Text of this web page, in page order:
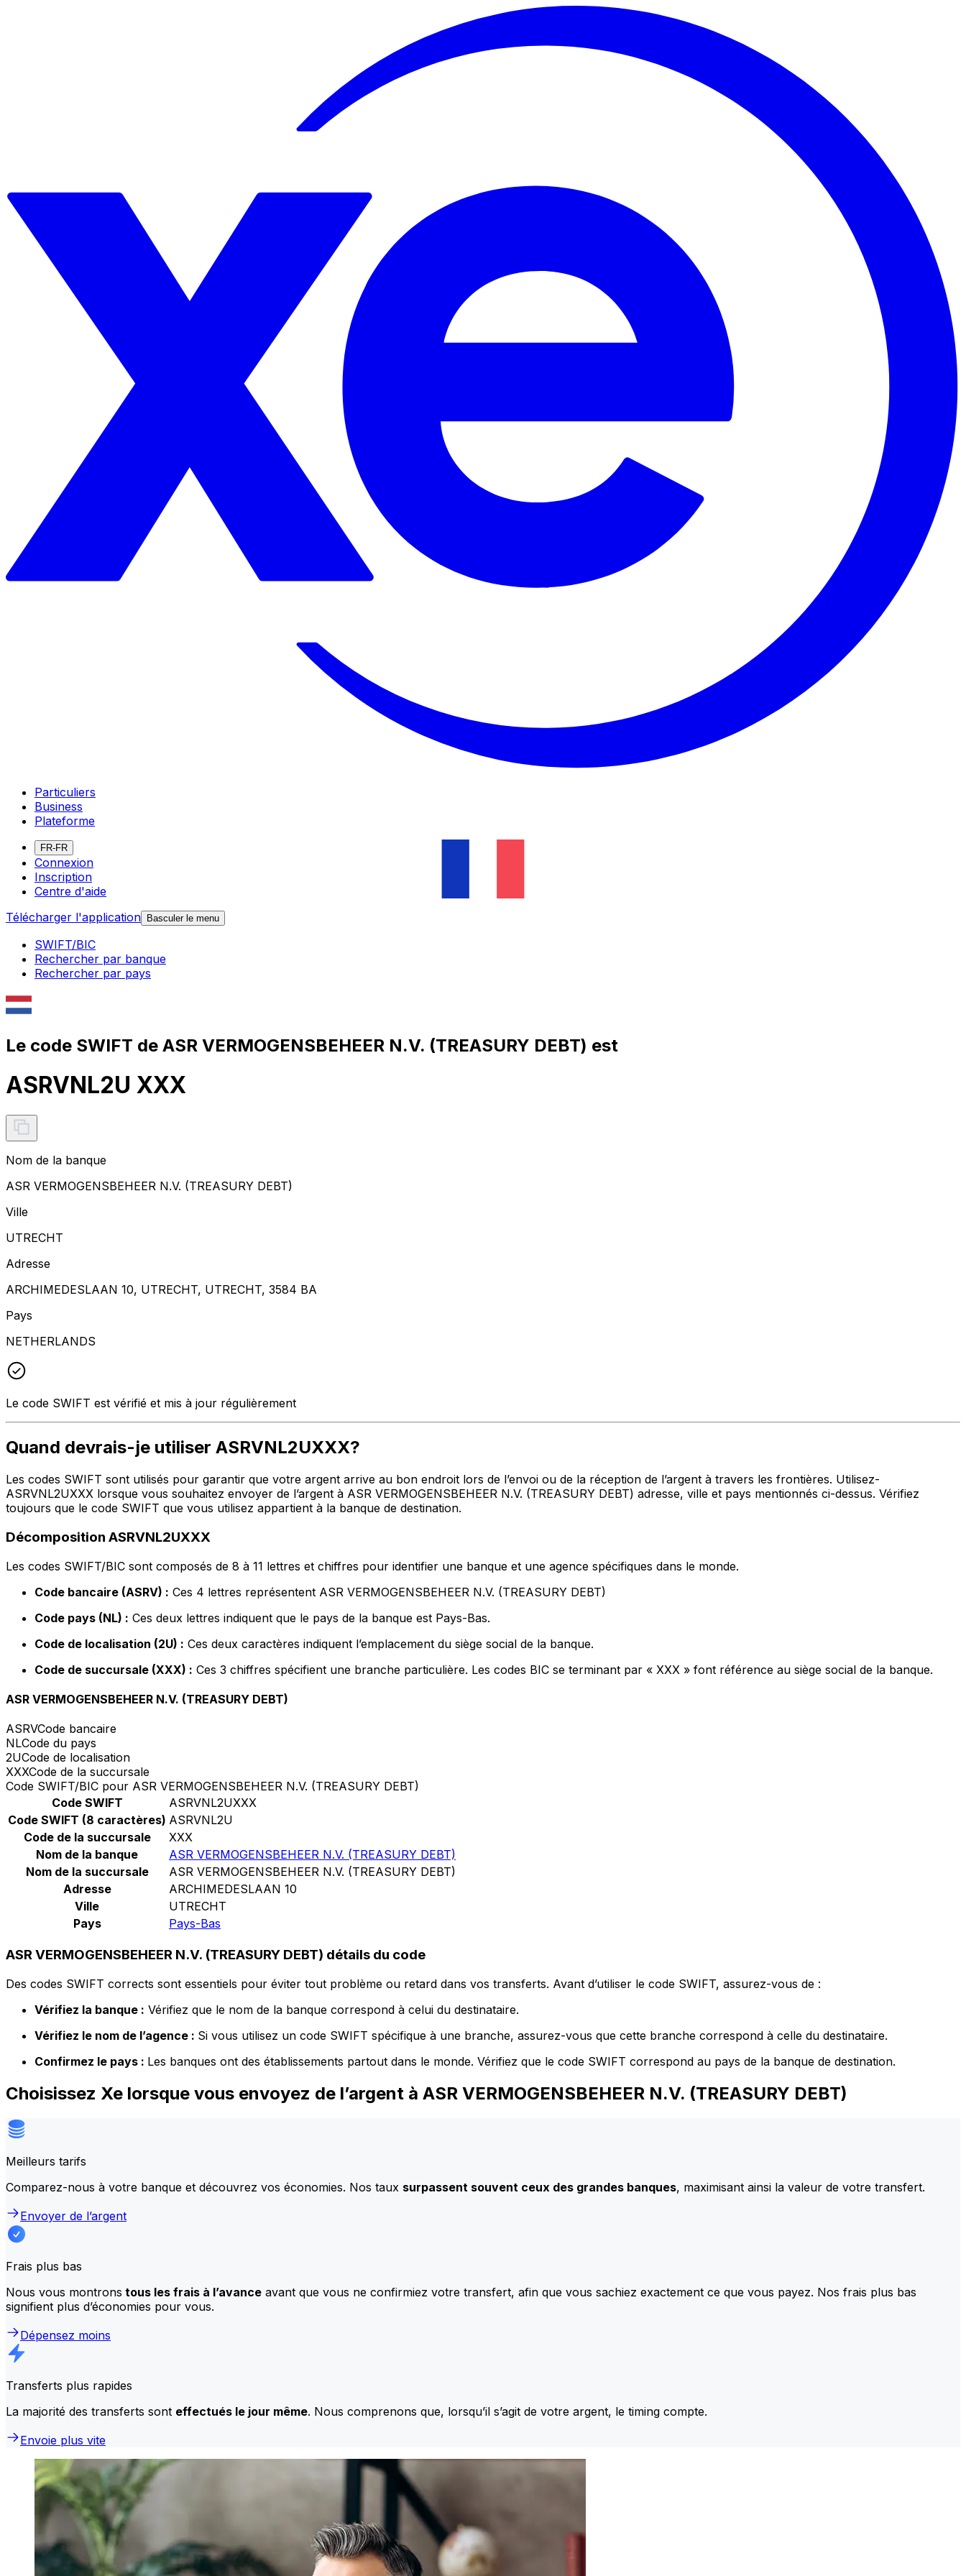
Particuliers
Business
Plateforme
FR-FR
Connexion
Inscription
Centre d'aide
Télécharger l'application Basculer le menu
SWIFT/BIC
Rechercher par banque
Rechercher par pays
Le code SWIFT de ASR VERMOGENSBEHEER N.V. (TREASURY DEBT) est
ASRVNL2U XXX
Nom de la banque
ASR VERMOGENSBEHEER N.V. (TREASURY DEBT)
Ville
UTRECHT
Adresse
ARCHIMEDESLAAN 10, UTRECHT, UTRECHT, 3584 BA
Pays
NETHERLANDS
Le code SWIFT est vérifié et mis à jour régulièrement
Quand devrais-je utiliser ASRVNL2UXXX?
Les codes SWIFT sont utilisés pour garantir que votre argent arrive au bon endroit lors de l’envoi ou de la réception de l’argent à travers les frontières. Utilisez-
ASRVNL2UXXX lorsque vous souhaitez envoyer de l’argent à ASR VERMOGENSBEHEER N.V. (TREASURY DEBT) adresse, ville et pays mentionnés ci-dessus. Vérifiez
toujours que le code SWIFT que vous utilisez appartient à la banque de destination.
Décomposition ASRVNL2UXXX
Les codes SWIFT/BIC sont composés de 8 à 11 lettres et chiffres pour identifier une banque et une agence spécifiques dans le monde.
Code bancaire (ASRV) : Ces 4 lettres représentent ASR VERMOGENSBEHEER N.V. (TREASURY DEBT)
Code pays (NL) : Ces deux lettres indiquent que le pays de la banque est Pays-Bas.
Code de localisation (2U) : Ces deux caractères indiquent l’emplacement du siège social de la banque.
Code de succursale (XXX) : Ces 3 chiffres spécifient une branche particulière. Les codes BIC se terminant par « XXX » font référence au siège social de la banque.
ASR VERMOGENSBEHEER N.V. (TREASURY DEBT)
ASRVCode bancaire
NLCode du pays
2UCode de localisation
XXXCode de la succursale
Code SWIFT/BIC pour ASR VERMOGENSBEHEER N.V. (TREASURY DEBT)
Code SWIFT
ASRVNL2UXXX
Code SWIFT (8 caractères) ASRVNL2U
Code de la succursale
XXX
Nom de la banque
ASR VERMOGENSBEHEER N.V. (TREASURY DEBT)
Nom de la succursale
ASR VERMOGENSBEHEER N.V. (TREASURY DEBT)
Adresse
ARCHIMEDESLAAN 10
Ville
UTRECHT
Pays
Pays-Bas
ASR VERMOGENSBEHEER N.V. (TREASURY DEBT) détails du code
Des codes SWIFT corrects sont essentiels pour éviter tout problème ou retard dans vos transferts. Avant d’utiliser le code SWIFT, assurez-vous de :
Vérifiez la banque : Vérifiez que le nom de la banque correspond à celui du destinataire.
Vérifiez le nom de l’agence : Si vous utilisez un code SWIFT spécifique à une branche, assurez-vous que cette branche correspond à celle du destinataire.
Confirmez le pays : Les banques ont des établissements partout dans le monde. Vérifiez que le code SWIFT correspond au pays de la banque de destination.
Choisissez Xe lorsque vous envoyez de l’argent à ASR VERMOGENSBEHEER N.V. (TREASURY DEBT)
Meilleurs tarifs
Comparez-nous à votre banque et découvrez vos économies. Nos taux surpassent souvent ceux des grandes banques, maximisant ainsi la valeur de votre transfert.
Envoyer de l’argent
Frais plus bas
Nous vous montrons tous les frais à l’avance avant que vous ne confirmiez votre transfert, afin que vous sachiez exactement ce que vous payez. Nos frais plus bas
signifient plus d’économies pour vous.
Dépensez moins
Transferts plus rapides
La majorité des transferts sont effectués le jour même. Nous comprenons que, lorsqu’il s’agit de votre argent, le timing compte.
Envoie plus vite